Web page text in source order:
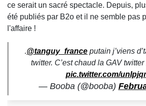
ce serait un sacré spectacle. Depuis,
été publiés par B2o et il ne semble pas
l'affaire !
.@tanguy_france putain j’viens
twitter. C’est chaud la GAV
pic.twitter.com/
— Booba (@booba)